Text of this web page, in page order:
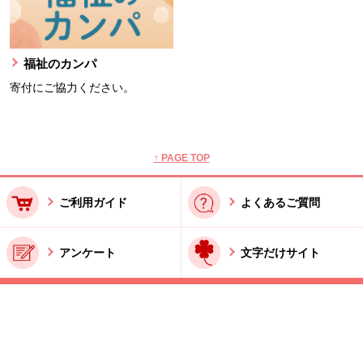
福祉のカンパ
寄付にご協力ください。
↑ PAGE TOP
ご利用ガイド よくあるご質問
アンケート 文字だけサイト